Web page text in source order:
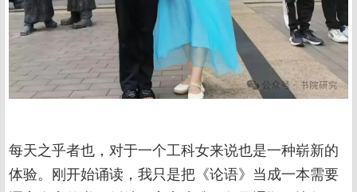
每天之乎者也，对于一个工科女来说也是一种崭新的
体验。刚开始诵读，我只是把《论语》当成一本需要